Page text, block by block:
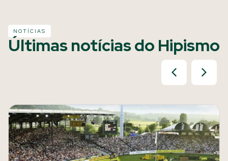
NOTÍCIAS
Últimas notícias do Hipismo